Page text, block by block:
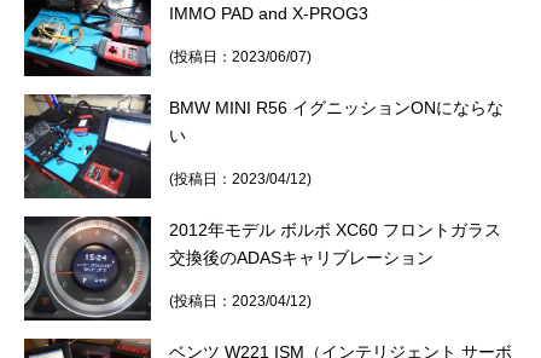
IMMO PAD and X-PROG3
(投稿日：2023/06/07)
BMW MINI R56 イグニッションONにならな
い
(投稿日：2023/04/12)
2012年モデル ボルボ XC60 フロントガラス
交換後のADASキャリブレーション
(投稿日：2023/04/12)
ベンツ W221 ISM（インテリジェント サーボ